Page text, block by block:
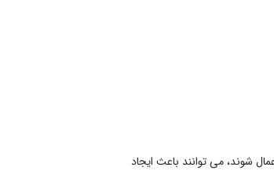
شوند، می توانند باعث ایجاد